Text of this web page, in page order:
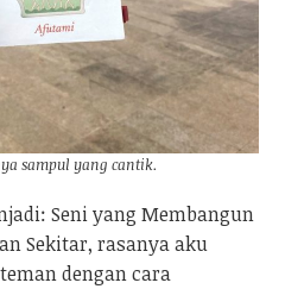
sampul yang cantik.
Seni yang Membangun
Sekitar, rasanya aku
dengan cara